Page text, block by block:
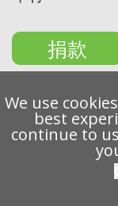
捐款
Copyright 2022
We use
best
continue to